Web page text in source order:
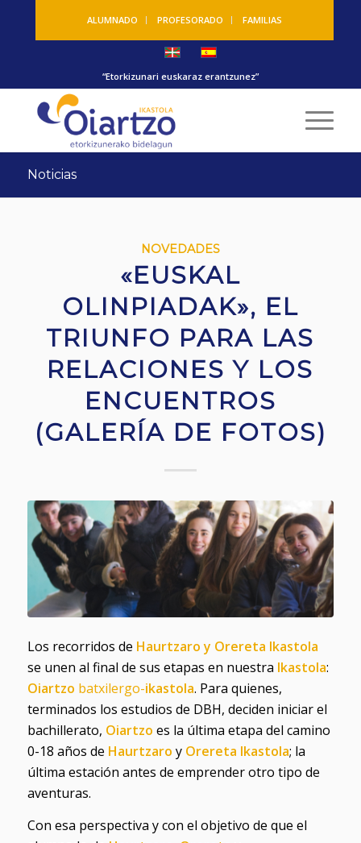
ALUMNADO PROFESORADO FAMILIAS
“Etorkizunari euskaraz erantzunez”
Noticias
NOVEDADES
«EUSKAL
OLINPIADAK», EL
TRIUNFO PARA LAS
RELACIONES Y LOS
ENCUENTROS
(GALERÍA DE FOTOS)
Los recorridos de Haurtzaroy Orereta Ikastola
se unen al final de sus etapas en nuestra Ikastola:
Oiartzo batxilergo-ikastola. Para quienes,
terminados los estudios de DBH, deciden iniciar el
bachillerato, Oiartzo es la última etapa del camino
0-18 años de Haurtzaro y Orereta Ikastola; la
última estación antes de emprender otro tipo de
aventuras.
Con esa perspectiva y con el objetivo de que el